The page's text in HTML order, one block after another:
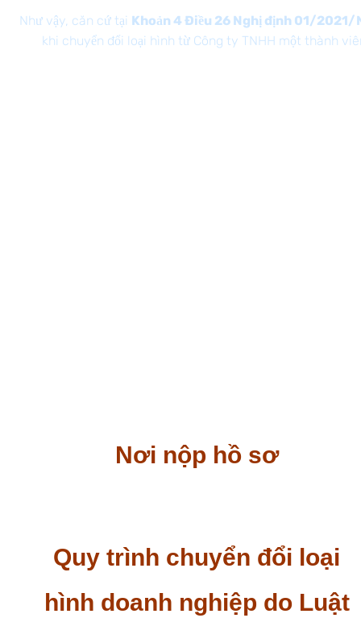
Như vậy, căn cứ tại Khoản 4 Điều 26 Nghị định 01/
khi chuyển đổi loại hình từ Công ty TNHH một thành
Nơi nộp hồ sơ
Quy trình chuyển đổi loại
hình doanh nghiệp do Luật